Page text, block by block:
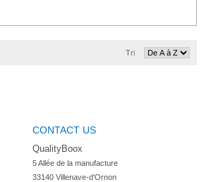
Tri
CONTACT US
QualityBoox
5 Allée de la manufacture
33140 Villenave-d'Ornon